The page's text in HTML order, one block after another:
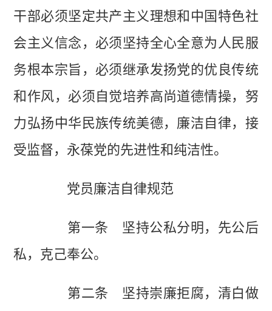
干部必须坚定共产主义理想和中国特色社
会主义信念，必须坚持全心全意为人民服
务根本宗旨，必须继承发扬党的优良传统
和作风，必须自觉培养高尚道德情操，努
力弘扬中华民族传统美德，廉洁自律，接
受监督，永葆党的先进性和纯洁性。
党员廉洁自律规范
第一条 坚持公私分明，先公后
私，克己奉公。
第二条 坚持崇廉拒腐，清白做